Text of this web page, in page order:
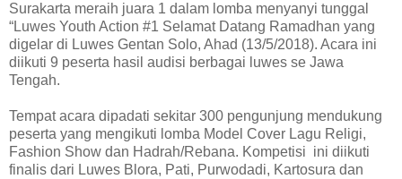
Surakarta meraih juara 1 dalam lomba menyanyi tunggal
“Luwes Youth Action #1 Selamat Datang Ramadhan yang
digelar di Luwes Gentan Solo, Ahad (13/5/2018). Acara ini
diikuti 9 peserta hasil audisi berbagai luwes se Jawa
Tengah.
Tempat acara dipadati sekitar 300 pengunjung mendukung
peserta yang mengikuti lomba Model Cover Lagu Religi,
Fashion Show dan Hadrah/Rebana. Kompetisi ini diikuti
finalis dari Luwes Blora, Pati, Purwodadi, Kartosura dan